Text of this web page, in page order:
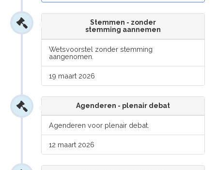
Stemmen - zonder
stemming aannemen
Wetsvoorstel zonder stemming
aangenomen.
19 maart 2026
Agenderen - plenair debat
Agenderen voor plenair debat.
12 maart 2026